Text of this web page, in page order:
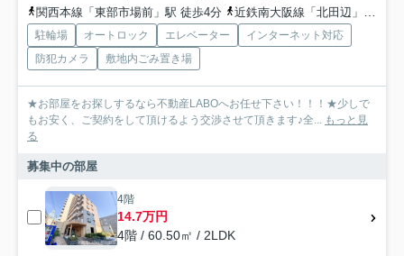
関西本線「東部市場前」駅 徒歩4分
近鉄南大阪線「北田辺」駅 徒歩15分
駐輪場 オートロック エレベーター
インターネット対応
防犯カメラ
敷地内ごみ置き場
★お部屋をお探しするなら不動産LABOへお任せ下さい！！！★少しで
もお安く、ご契約をして頂けるよう交渉させて頂きます♪全... もっと見
る
募集中の部屋
4階
14.7万円
4階 / 60.50㎡ / 2LDK